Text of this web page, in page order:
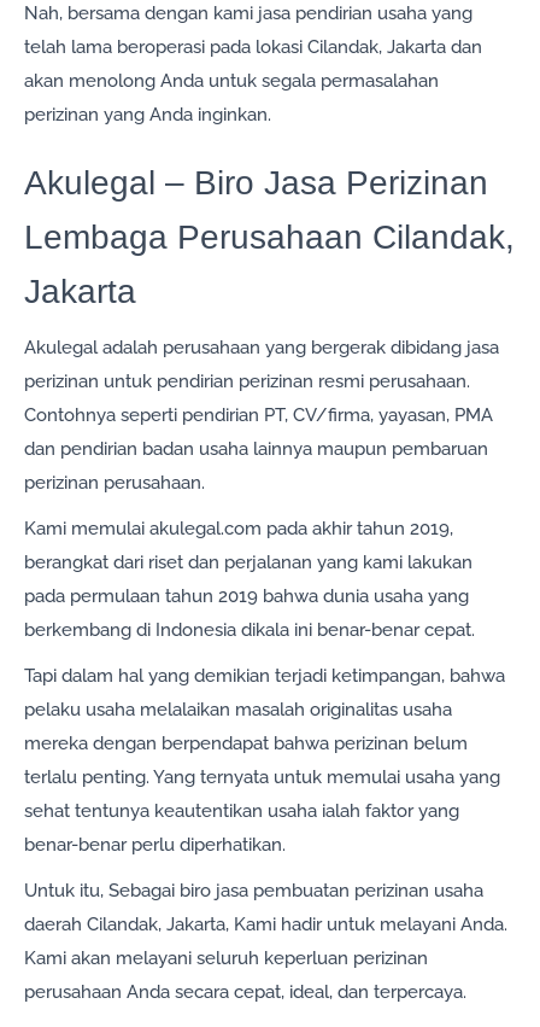
Nah, bersama dengan kami jasa pendirian usaha yang
telah lama beroperasi pada lokasi Cilandak, Jakarta dan
akan menolong Anda untuk segala permasalahan
perizinan yang Anda inginkan.
Akulegal – Biro Jasa Perizinan
Lembaga Perusahaan Cilandak,
Jakarta
Akulegal adalah perusahaan yang bergerak dibidang jasa
perizinan untuk pendirian perizinan resmi perusahaan.
Contohnya seperti pendirian PT, CV/firma, yayasan, PMA
dan pendirian badan usaha lainnya maupun pembaruan
perizinan perusahaan.
Kami memulai akulegal.com pada akhir tahun 2019,
berangkat dari riset dan perjalanan yang kami lakukan
pada permulaan tahun 2019 bahwa dunia usaha yang
berkembang di Indonesia dikala ini benar-benar cepat.
Tapi dalam hal yang demikian terjadi ketimpangan, bahwa
pelaku usaha melalaikan masalah originalitas usaha
mereka dengan berpendapat bahwa perizinan belum
terlalu penting. Yang ternyata untuk memulai usaha yang
sehat tentunya keautentikan usaha ialah faktor yang
benar-benar perlu diperhatikan.
Untuk itu, Sebagai biro jasa pembuatan perizinan usaha
daerah Cilandak, Jakarta, Kami hadir untuk melayani Anda.
Kami akan melayani seluruh keperluan perizinan
perusahaan Anda secara cepat, ideal, dan terpercaya.